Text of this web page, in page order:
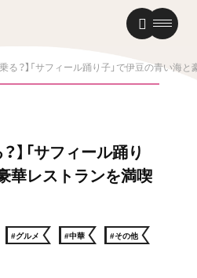
乗る？】「サフィール踊り子」で伊豆の青い
】「サフィール踊り
華レストランを満喫
#グルメ #中華
#その他